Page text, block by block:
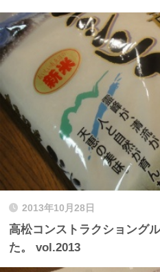
2013年10月28日
高松コンストラクショング
た。 vol.2013